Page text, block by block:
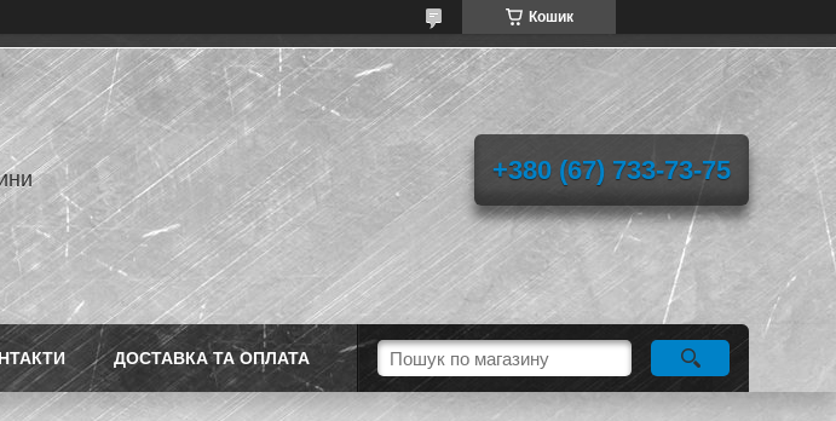
Кошик
+380 (67) 733-73-75
ДОСТАВКА ТА ОПЛАТА